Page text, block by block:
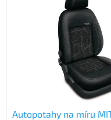
Autopotahy na míru